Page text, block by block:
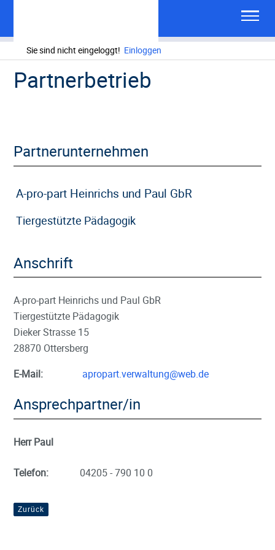
Sie sind nicht eingeloggt! Einloggen
Partnerbetrieb
Partnerunternehmen
A-pro-part Heinrichs und Paul GbR
Tiergestützte Pädagogik
Anschrift
A-pro-part Heinrichs und Paul GbR
Tiergestützte Pädagogik
Dieker Strasse 15
28870 Ottersberg
E-Mail:
apropart.verwaltung@web.de
Ansprechpartner/in
Herr Paul
Telefon: 04205 - 790 10 0
Zurück